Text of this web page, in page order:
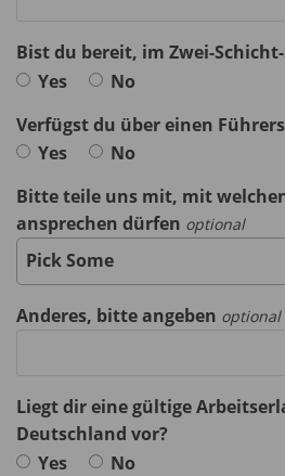
Bist du bereit, im Zwei-
Yes
No
Verfügst du über einen
Yes
No
Bitte teile uns mit, mit
ansprechen dürfen optional
Pick Some
Anderes, bitte angeben optional
Liegt dir eine gültige
Deutschland vor?
Yes
No